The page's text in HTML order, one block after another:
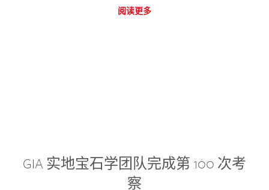
阅读更多
GIA 实地宝石学团队完成第 100 次考
察